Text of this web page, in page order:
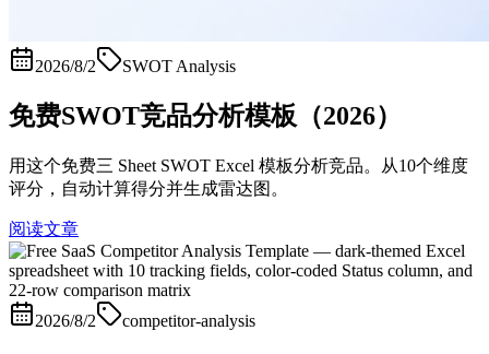
2026/8/2 SWOT Analysis
免费SWOT竞品分析模板（2026）
用这个免费三 Sheet SWOT Excel 模板分析竞品。从10个维度
评分，自动计算得分并生成雷达图。
阅读文章
2026/8/2 competitor-analysis